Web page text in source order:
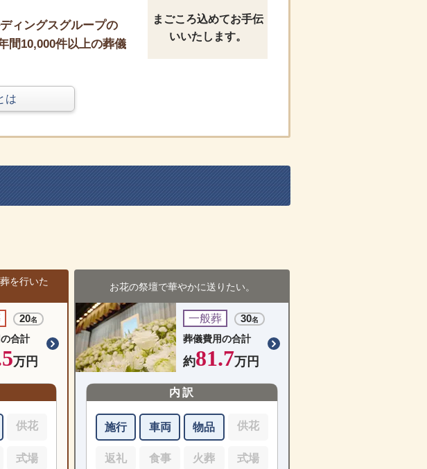
ィングスグループの
間10,000件以上の葬儀
まごころ込めてお手伝
いいたします。
は
を行いた
20名
合計
万円
供花
式場
お花の祭壇で華やかに送りたい。
一般葬 30名
葬儀費用の合計
約81.7万円
内訳
施行 車両 物品 供花
返礼 食事 火葬 式場